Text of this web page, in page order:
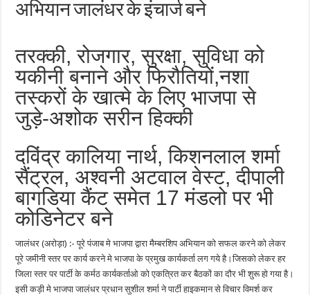
अभियान जालंधर के इंचार्ज बने
तरक्की, रोजगार, सुरक्षा, सुविधा को
यकीनी बनाने और फिरौतियों,नशा
तस्करों के खात्मे के लिए भाजपा से
जुड़े-अशोक सरीन हिक्की
दविंद्र कालिया नार्थ, किशनलाल शर्मा
सैंट्रल, अश्वनी अटवाल वेस्ट, दीपाली
बागडिया कैंट समेत 17 मंडलो पर भी
कोडिनेटर बने
जालंधर (अरोड़ा) :- पूरे पंजाब मे भाजपा द्वारा मैम्बरशिप अभियान को सफल करने को लेकर
पूरे जमीनी स्तर पर कार्य करने मे भाजपा के प्रमुख कार्यकर्ता लग गये है।जिसको लेकर हर
जिला स्तर पर पार्टी के कर्मठ कार्यकर्ताओ को एकत्रित कर बैठकों का दौर भी शुरू हो गया है।
इसी कड़ी मे भाजपा जालंधर प्रधान सुशील शर्मा ने पार्टी हाइकमान से विचार विमर्श कर